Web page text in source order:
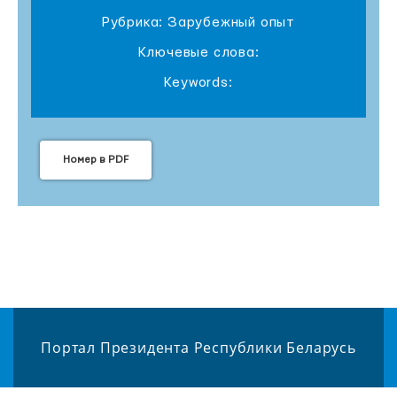
Рубрика: Зарубежный опыт
Ключевые слова:
Keywords:
Номер в PDF
Портал Президента Республики Беларусь